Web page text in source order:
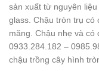
sản xuất từ nguyên
glass. Chậu tròn trụ có
măng. Chậu nhẹ và có
0933.284.182 –
chậu trồng cây hình